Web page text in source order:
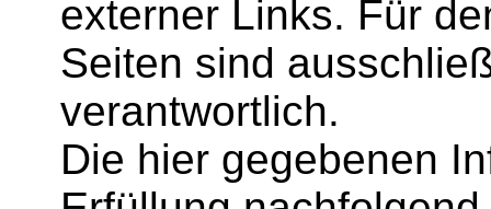
externer Links. Für
Seiten sind
verantwortlich.
Die hier gegebenen